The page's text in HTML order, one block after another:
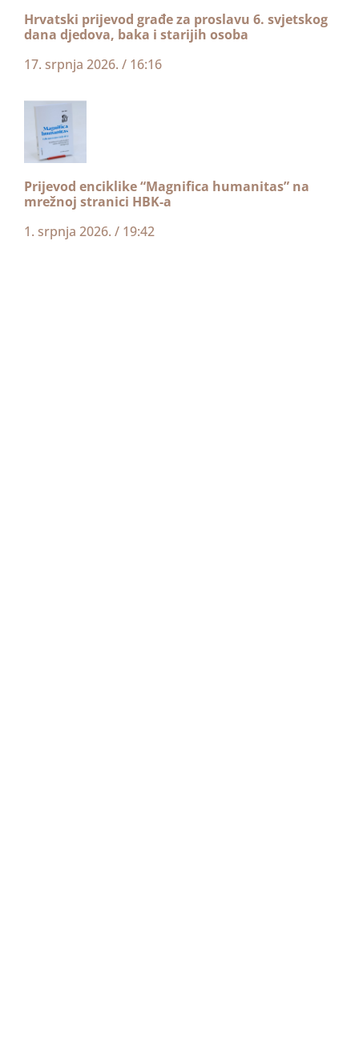
Hrvatski prijevod građe za proslavu 6. svjetskog
dana djedova, baka i starijih osoba
17. srpnja 2026.
16:16
Prijevod enciklike “Magnifica humanitas” na
mrežnoj stranici HBK-a
1. srpnja 2026.
19:42